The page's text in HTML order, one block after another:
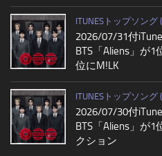
ITUNESトップソング
2026/07/31付
BTS「Aliens」が
位にM!LK
ITUNESトップソング
2026/07/30付
BTS「Aliens」が
クション